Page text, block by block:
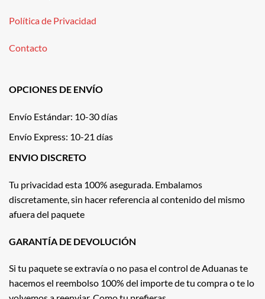
Política de Privacidad
Contacto
OPCIONES DE ENVÍO
Envío Estándar: 10-30 días
Envío Express: 10-21 días
ENVIO DISCRETO
Tu privacidad esta 100% asegurada. Embalamos
discretamente, sin hacer referencia al contenido del mismo
afuera del paquete
GARANTÍA DE DEVOLUCIÓN
Si tu paquete se extravía o no pasa el control de Aduanas te
hacemos el reembolso 100% del importe de tu compra o te lo